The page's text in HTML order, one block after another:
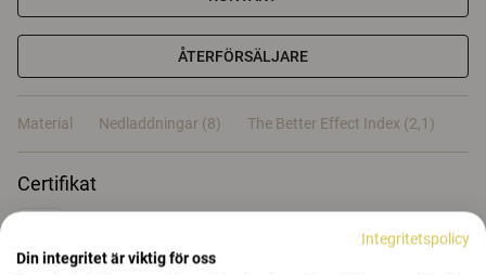
ÅTERFÖRSÄLJARE
Material Nedladdningar (8) The Better Effect Index (2,1)
Certifikat
Integritetspolicy
Din integritet är viktig för oss